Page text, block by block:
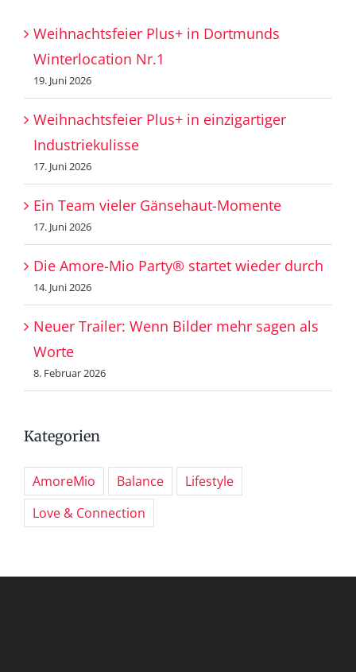
Weihnachtsfeier Plus+ in Dortmunds
Winterlocation Nr.1
19. Juni 2026
Weihnachtsfeier Plus+ in einzigartiger
Industriekulisse
17. Juni 2026
Ein Team vieler Gänsehaut-Momente
17. Juni 2026
Die Amore-Mio Party® startet wieder durch
14. Juni 2026
Neuer Trailer: Wenn Bilder mehr sagen als
Worte
8. Februar 2026
Kategorien
AmoreMio Balance
Lifestyle
Love & Connection